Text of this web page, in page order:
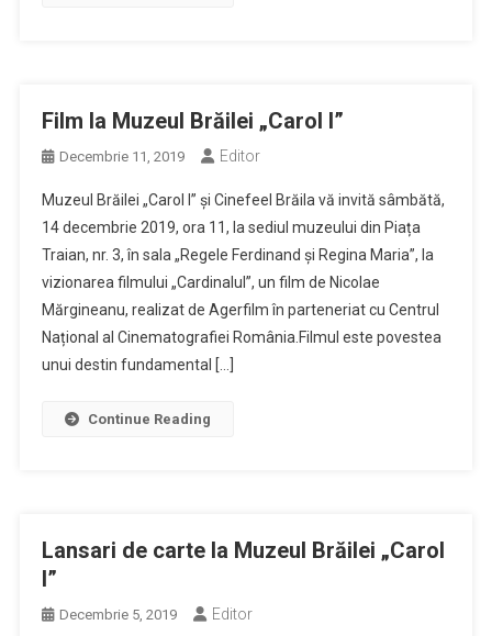
Film la Muzeul Brăilei „Carol I”
Decembrie 11, 2019 Editor
Muzeul Brăilei „Carol I” și Cinefeel Brăila vă invită sâmbătă,
14 decembrie 2019, ora 11, la sediul muzeului din Piața
Traian, nr. 3, în sala „Regele Ferdinand și Regina Maria”, la
vizionarea filmului „Cardinalul”, un film de Nicolae
Mărgineanu, realizat de Agerfilm în parteneriat cu Centrul
Național al Cinematografiei România.Filmul este povestea
unui destin fundamental […]
Continue Reading
Lansari de carte la Muzeul Brăilei „Carol
I”
Decembrie 5, 2019 Editor